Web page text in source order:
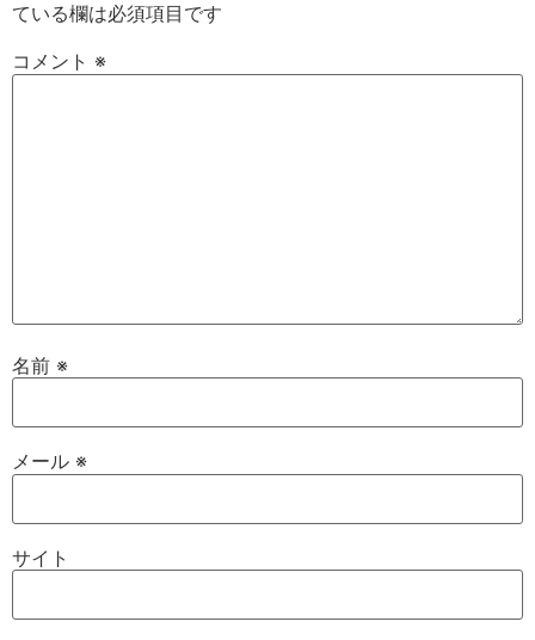
ている欄は必須項目です
コメント ※
名前 ※
メール ※
サイト